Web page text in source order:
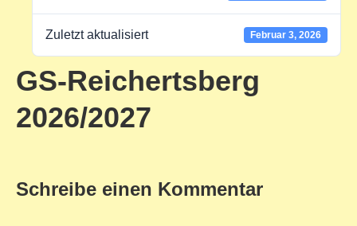
Zuletzt aktualisiert Februar 3, 2026
GS-Reichertsberg
2026/2027
Schreibe einen Kommentar